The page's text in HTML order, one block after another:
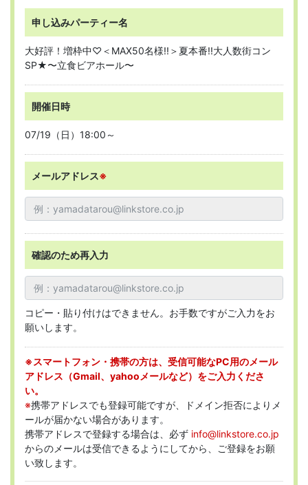
申し込みパーティー名
大好評！増枠中♡＜MAX50名様!!＞夏本番!!大人数街コン
SP★〜立食ビアホール〜
開催日時
07/19（日）18:00～
メールアドレス※
確認のため再入力
コピー・貼り付けはできません。お手数ですがご入力をお
願いします。
※スマートフォン・携帯の方は、受信可能なPC用のメール
アドレス（Gmail、yahooメールなど）をご入力くださ
い。
※携帯アドレスでも登録可能ですが、ドメイン拒否によりメ
ールが届かない場合があります。
携帯アドレスで登録する場合は、必ず info@linkstore.co.jp
からのメールは受信できるようにしてから、ご登録をお願
い致します。